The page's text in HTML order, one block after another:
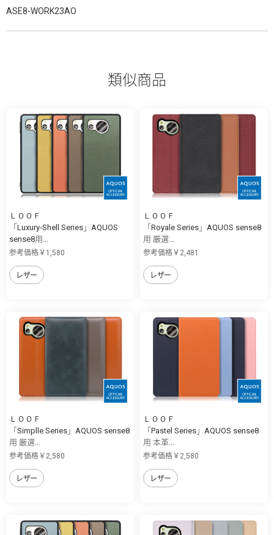
ASE8-WORK23AO
類似商品
ＬＯＯＦ
「Luxury-Shell Series」AQUOS
sense8用...
参考価格￥1,580
レザー
ＬＯＯＦ
「Royale Series」AQUOS sense8
用 厳選...
参考価格￥2,481
レザー
ＬＯＯＦ
「Simplle Series」AQUOS sense8
用 厳選...
参考価格￥2,580
レザー
ＬＯＯＦ
「Pastel Series」AQUOS sense8
用 本革...
参考価格￥2,580
レザー